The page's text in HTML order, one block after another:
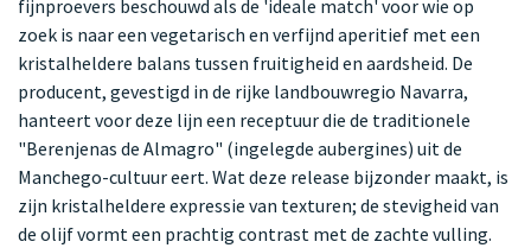
fijnproevers beschouwd als de 'ideale match' voor wie op
zoek is naar een vegetarisch en verfijnd aperitief met een
kristalheldere balans tussen fruitigheid en aardsheid. De
producent, gevestigd in de rijke landbouwregio Navarra,
hanteert voor deze lijn een receptuur die de traditionele
"Berenjenas de Almagro" (ingelegde aubergines) uit de
Manchego-cultuur eert. Wat deze release bijzonder maakt, is
zijn kristalheldere expressie van texturen; de stevigheid van
de olijf vormt een prachtig contrast met de zachte vulling.